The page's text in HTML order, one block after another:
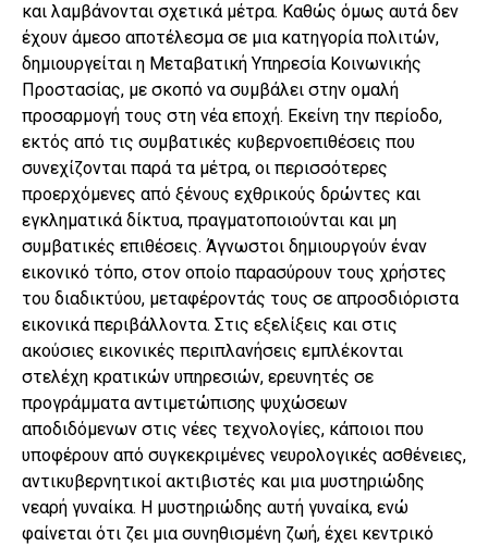
και λαμβάνονται σχετικά μέτρα. Καθώς όμως αυτά δεν
έχουν άμεσο αποτέλεσμα σε μια κατηγορία πολιτών,
δημιουργείται η Μεταβατική Υπηρεσία Κοινωνικής
Προστασίας, με σκοπό να συμβάλει στην ομαλή
προσαρμογή τους στη νέα εποχή. Εκείνη την περίοδο,
εκτός από τις συμβατικές κυβερνοεπιθέσεις που
συνεχίζονται παρά τα μέτρα, οι περισσότερες
προερχόμενες από ξένους εχθρικούς δρώντες και
εγκληματικά δίκτυα, πραγματοποιούνται και μη
συμβατικές επιθέσεις. Άγνωστοι δημιουργούν έναν
εικονικό τόπο, στον οποίο παρασύρουν τους χρήστες
του διαδικτύου, μεταφέροντάς τους σε απροσδιόριστα
εικονικά περιβάλλοντα. Στις εξελίξεις και στις
ακούσιες εικονικές περιπλανήσεις εμπλέκονται
στελέχη κρατικών υπηρεσιών, ερευνητές σε
προγράμματα αντιμετώπισης ψυχώσεων
αποδιδόμενων στις νέες τεχνολογίες, κάποιοι που
υποφέρουν από συγκεκριμένες νευρολογικές ασθένειες,
αντικυβερνητικοί ακτιβιστές και μια μυστηριώδης
νεαρή γυναίκα. Η μυστηριώδης αυτή γυναίκα, ενώ
φαίνεται ότι ζει μια συνηθισμένη ζωή, έχει κεντρικό